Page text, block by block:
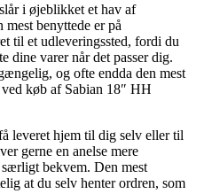
i øjeblikket et hav af
benyttede er på
til et udleveringssted, fordi du
dine varer når det passer dig.
og ofte endda den mest
køb af Sabian 18″ HH
leveret hjem til dig selv eller til
gerne en anelse mere
bekvem. Den mest
at du selv henter ordren, som